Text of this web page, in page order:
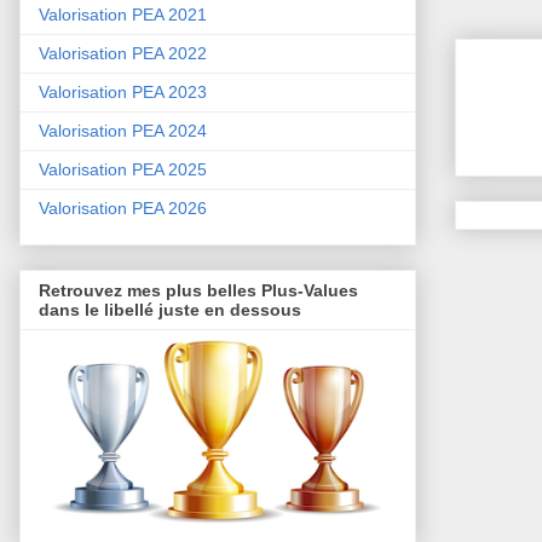
Valorisation PEA 2021
Valorisation PEA 2022
Valorisation PEA 2023
Valorisation PEA 2024
Valorisation PEA 2025
Valorisation PEA 2026
Retrouvez mes plus belles Plus-Values
dans le libellé juste en dessous